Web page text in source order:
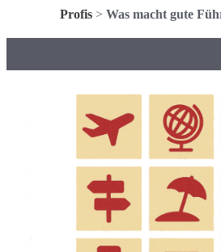
Profis> Was macht gute